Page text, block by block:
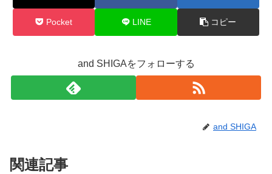
Pocket LINE コピー
and SHIGAをフォローする
and SHIGA
関連記事